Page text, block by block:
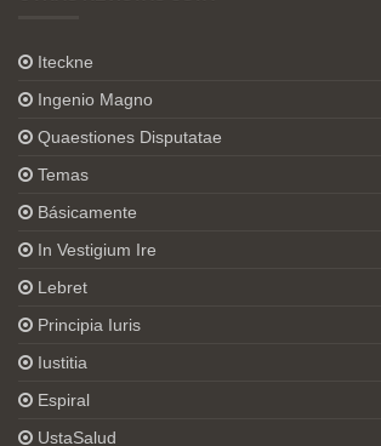
Iteckne
Ingenio Magno
Quaestiones Disputatae
Temas
Básicamente
In Vestigium Ire
Lebret
Principia Iuris
Iustitia
Espiral
UstaSalud